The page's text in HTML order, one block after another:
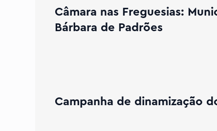
Câmara nas Freguesias:
Bárbara de Padrões
Campanha de dinamização